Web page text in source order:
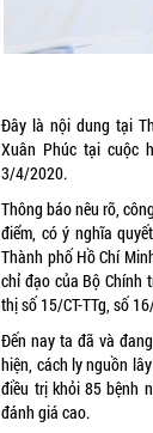
Đây là nội dung tại
Xuân Phúc tại cuộc
3/4/2020.
Thông báo nêu rõ,
điểm, có ý nghĩa
Thành phố Hồ Chí
chỉ đạo của Bộ Chính
thị số 15/CT-TTg, số
Đến nay ta đã và
hiện, cách ly nguồn
điều trị khỏi 85 bệnh
đánh giá cao.